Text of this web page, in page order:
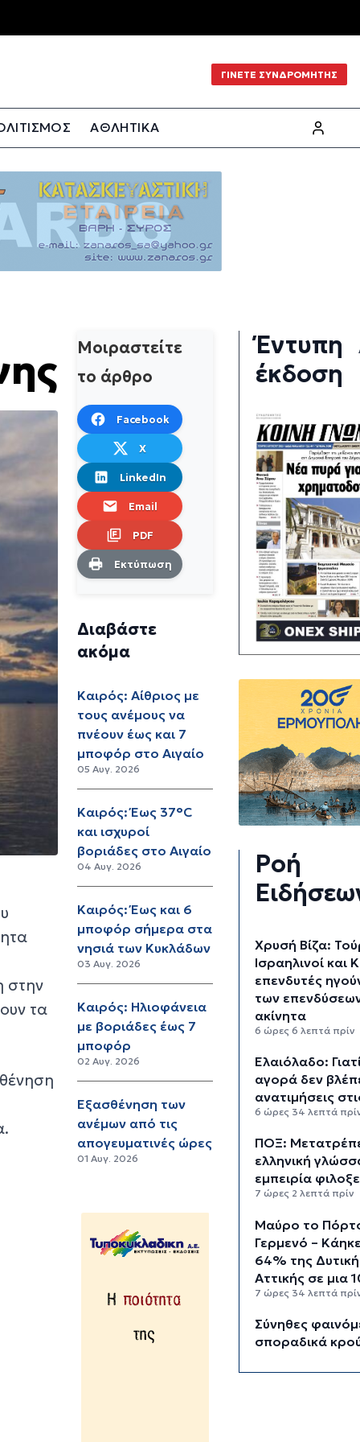
ΓΙΝΕΤΕ ΣΥΝΔΡΟΜΗΤΗΣ
ΑΘΛΗΤΙΚΑ
στην
τα
Μοιραστείτε
το άρθρο
Facebook
X
LinkedIn
Email
PDF
Εκτύπωση
Διαβάστε
ακόμα
Καιρός: Αίθριος με
τους ανέμους να
πνέουν έως και 7
μποφόρ στο Αιγαίο
05 Αυγ. 2026
Καιρός: Έως 37°C
και ισχυροί
βοριάδες στο Αιγαίο
04 Αυγ. 2026
Καιρός: Έως και 6
μποφόρ σήμερα στα
νησιά των Κυκλάδων
03 Αυγ. 2026
Καιρός: Ηλιοφάνεια
με βοριάδες έως 7
μποφόρ
02 Αυγ. 2026
Εξασθένηση των
ανέμων από τις
απογευματινές ώρες
01 Αυγ. 2026
Έντυπη
έκδοση
Ροή
Χρυσή Βίζα:
Ισραηλινοί και
επενδυτές
των
ακίνητα
6 ώρες 6 λεπτά πρίν
Ελαιόλαδο:
αγορά δεν
ανατιμήσεις
6 ώρες 34 λεπτά
ΠΟΞ:
ελληνική
εμπειρία
7 ώρες 2 λεπτά πρίν
Μαύρο το
Γερμενό –
64% της
Αττικής σε μια
7 ώρες 34 λεπτά
Σύνηθες
σποραδικά
τουριστικούς